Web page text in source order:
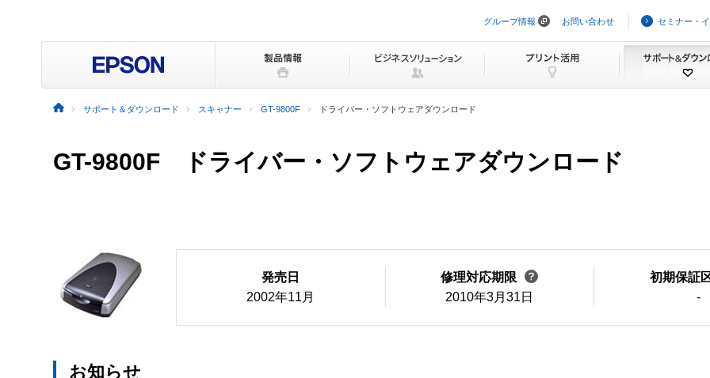
ビ
ョ
ッ
グループ情報 お問い合わせ セミナー・
サポート＆ダウンロード スキャナー GT-9800F ドライバー・ソフトウェアダウンロード
GT-9800F ドライバー・ソフトウェアダウンロード
発売日
2002年11月
修理対応期限
2010年3月31日
初期保証
-
お知らせ